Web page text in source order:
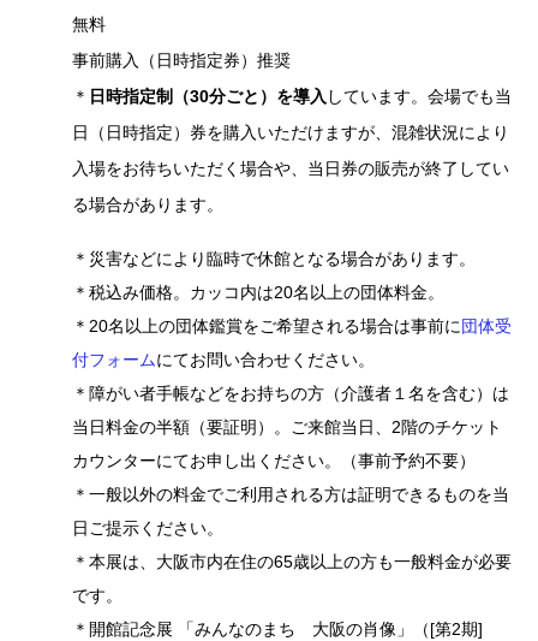
無料
事前購入（日時指定券）推奨
＊ 日時指定制（30分ごと）を導入 しています。会場でも当
日（日時指定）券を購入いただけますが、混雑状況により
入場をお待ちいただく場合や、当日券の販売が終了してい
る場合があります。
＊災害などにより臨時で休館となる場合があります。
＊税込み価格。カッコ内は20名以上の団体料金。
＊20名以上の団体鑑賞をご希望される場合は事前に団体受
付フォームにてお問い合わせください。
＊障がい者手帳などをお持ちの方（介護者１名を含む）は
当日料金の半額（要証明）。ご来館当日、2階のチケット
カウンターにてお申し出ください。（事前予約不要）
＊一般以外の料金でご利用される方は証明できるものを当
日ご提示ください。
＊本展は、大阪市内在住の65歳以上の方も一般料金が必要
です。
＊開館記念展 「みんなのまち 大阪の肖像」（[第2期]